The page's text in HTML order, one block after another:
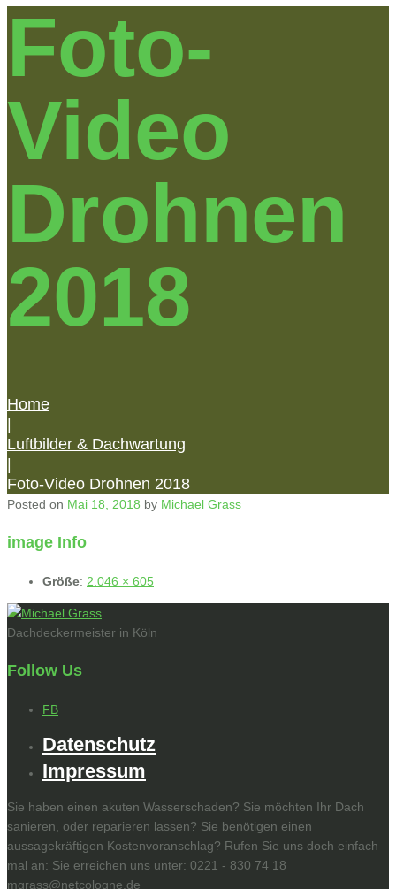
Foto-
Video
Drohnen
2018
Home
Luftbilder & Dachwartung
Foto-Video Drohnen 2018
Posted on Mai 18, 2018 by Michael Grass
image Info
Größe: 2.046 × 605
Dachdeckermeister in Köln
Follow Us
FB
Datenschutz
Impressum
Sie haben einen akuten Wasserschaden? Sie möchten Ihr Dach
sanieren, oder reparieren lassen? Sie benötigen einen
aussagekräftigen Kostenvoranschlag? Rufen Sie uns doch einfach
mal an: Sie erreichen uns unter: 0221 - 830 74 18
mgrass@netcologne.de